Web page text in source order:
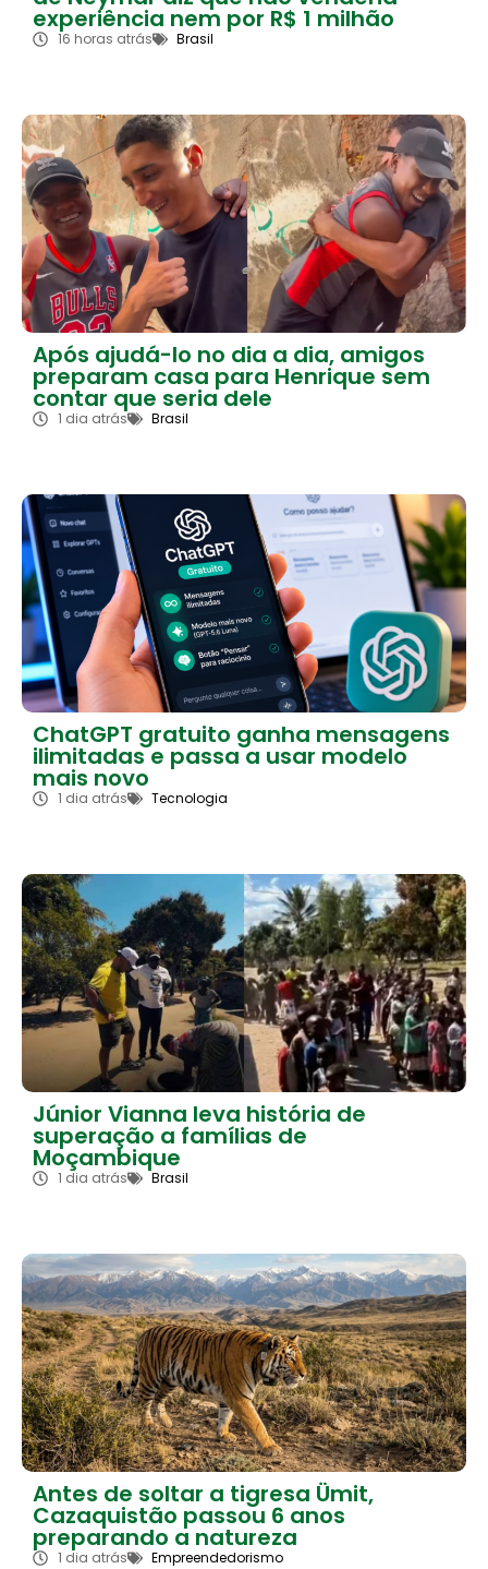
experiência nem por R$ 1 milhão
16 horas atrás Brasil
Após ajudá-lo no dia a dia, amigos
preparam casa para Henrique sem
contar que seria dele
1 dia atrás Brasil
ChatGPT gratuito ganha mensagens
ilimitadas e passa a usar modelo
mais novo
1 dia atrás Tecnologia
Júnior Vianna leva história de
superação a famílias de
Moçambique
1 dia atrás Brasil
Antes de soltar a tigresa Ümit,
Cazaquistão passou 6 anos
preparando a natureza
1 dia atrás Empreendedorismo